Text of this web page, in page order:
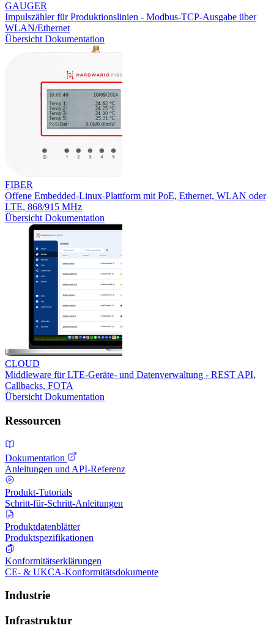
GAUGER
Impulszähler für Produktionslinien - Modbus-TCP-Ausgabe über
WLAN/Ethernet
Übersicht Dokumentation
FIBER
Offene Embedded-Linux-Plattform mit PoE, Ethernet, WLAN oder
LTE, 868/915 MHz
Übersicht Dokumentation
CLOUD
Middleware für LTE-Geräte- und Datenverwaltung - REST API,
Callbacks, FOTA
Übersicht Dokumentation
Ressourcen
Dokumentation
Anleitungen und API-Referenz
Produkt-Tutorials
Schritt-für-Schritt-Anleitungen
Produktdatenblätter
Produktspezifikationen
Konformitätserklärungen
CE- & UKCA-Konformitätsdokumente
Industrie
Infrastruktur